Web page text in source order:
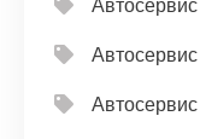
Автосервис
Автосервис
Автосервис